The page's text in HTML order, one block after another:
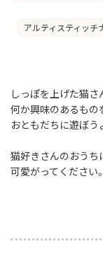
アルティスティッチ
しっぽを上げた猫さ
何か興味のあるもの
おともだちに遊ぼう
猫好きさんのおうち
可愛がってください。